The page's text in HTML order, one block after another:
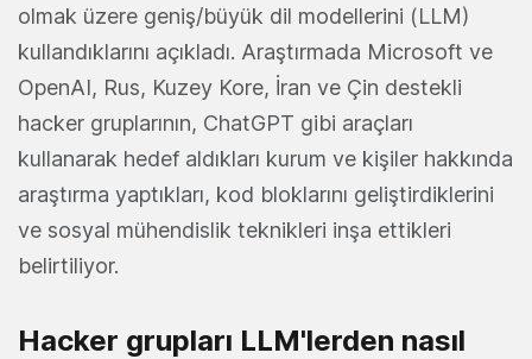
olmak üzere geniş/büyük dil modellerini (LLM)
kullandıklarını açıkladı. Araştırmada Microsoft ve
OpenAI, Rus, Kuzey Kore, İran ve Çin destekli
hacker gruplarının, ChatGPT gibi araçları
kullanarak hedef aldıkları kurum ve kişiler hakkında
araştırma yaptıkları, kod bloklarını geliştirdiklerini
ve sosyal mühendislik teknikleri inşa ettikleri
belirtiliyor.
Hacker grupları LLM'lerden nasıl